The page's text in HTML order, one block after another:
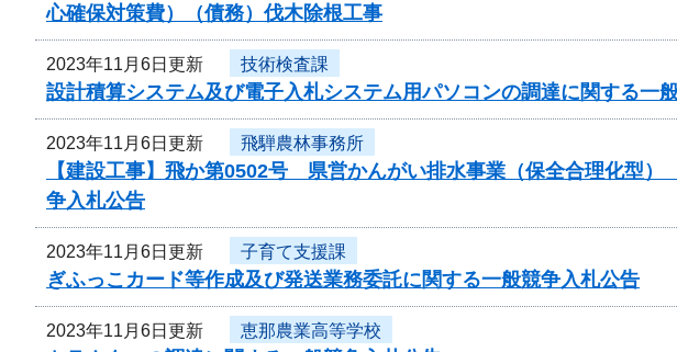
心確保対策費）（債務）伐木除根工事
2023年11月6日更新 技術検査課
設計積算システム及び電子入札システム用パソコンの調達に関する一
2023年11月6日更新 飛騨農林事務所
【建設工事】飛か第0502号 県営かんがい排水事業（保全合理化型
争入札公告
2023年11月6日更新 子育て支援課
ぎふっこカード等作成及び発送業務委託に関する一般競争入札公告
2023年11月6日更新 恵那農業高等学校